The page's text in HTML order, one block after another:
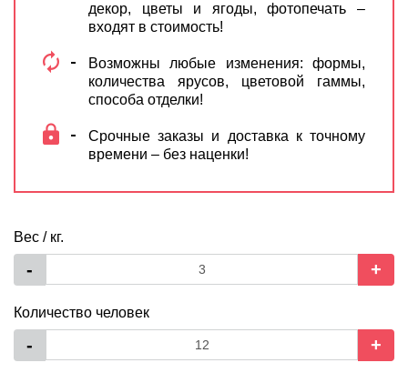
декор, цветы и ягоды, фотопечать –
входят в стоимость!
Возможны любые изменения: формы,
количества ярусов, цветовой гаммы,
способа отделки!
Срочные заказы и доставка к точному
времени – без наценки!
Вес / кг.
- +
Количество человек
- +